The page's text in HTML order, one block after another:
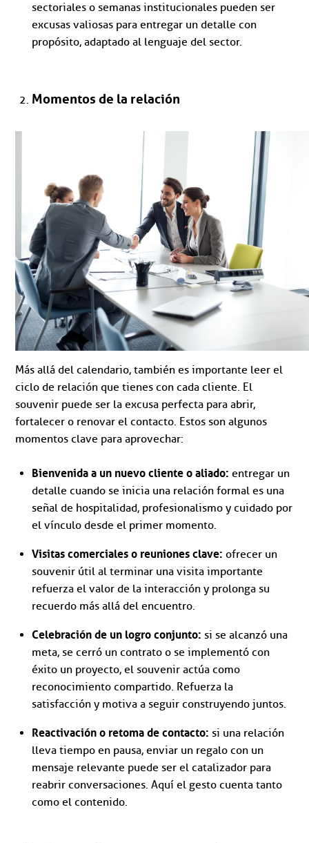
sectoriales o semanas institucionales pueden ser
excusas valiosas para entregar un detalle con
propósito, adaptado al lenguaje del sector.
Momentos de la relación
Más allá del calendario, también es importante leer el
ciclo de relación que tienes con cada cliente. El
souvenir puede ser la excusa perfecta para abrir,
fortalecer o renovar el contacto. Estos son algunos
momentos clave para aprovechar:
Bienvenida a un nuevo cliente o aliado: entregar un
detalle cuando se inicia una relación formal es una
señal de hospitalidad, profesionalismo y cuidado por
el vínculo desde el primer momento.
Visitas comerciales o reuniones clave: ofrecer un
souvenir útil al terminar una visita importante
refuerza el valor de la interacción y prolonga su
recuerdo más allá del encuentro.
Celebración de un logro conjunto: si se alcanzó una
meta, se cerró un contrato o se implementó con
éxito un proyecto, el souvenir actúa como
reconocimiento compartido. Refuerza la
satisfacción y motiva a seguir construyendo juntos.
Reactivación o retoma de contacto: si una relación
lleva tiempo en pausa, enviar un regalo con un
mensaje relevante puede ser el catalizador para
reabrir conversaciones. Aquí el gesto cuenta tanto
como el contenido.